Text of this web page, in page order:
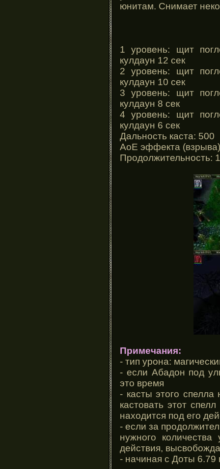
юнитам. Снимает
1 уровень: щит
кулдаун 12 сек
2 уровень: щит
кулдаун 10 сек
3 уровень: щит
кулдаун 8 сек
4 уровень: щит
кулдаун 6 сек
Дальность каста: 500
АоЕ эффекта
Продолжительность:
Примечания:
- тип урона:
- если Абадон под
это время
- касты этого
кастовать этот
находится под его
- если за
нужного
действия,
- начиная с Доты 6.79